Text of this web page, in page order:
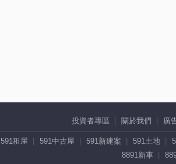
投資者專區 關於我們 廣
591租屋 591中古屋 591新建案 591土地
8891新車